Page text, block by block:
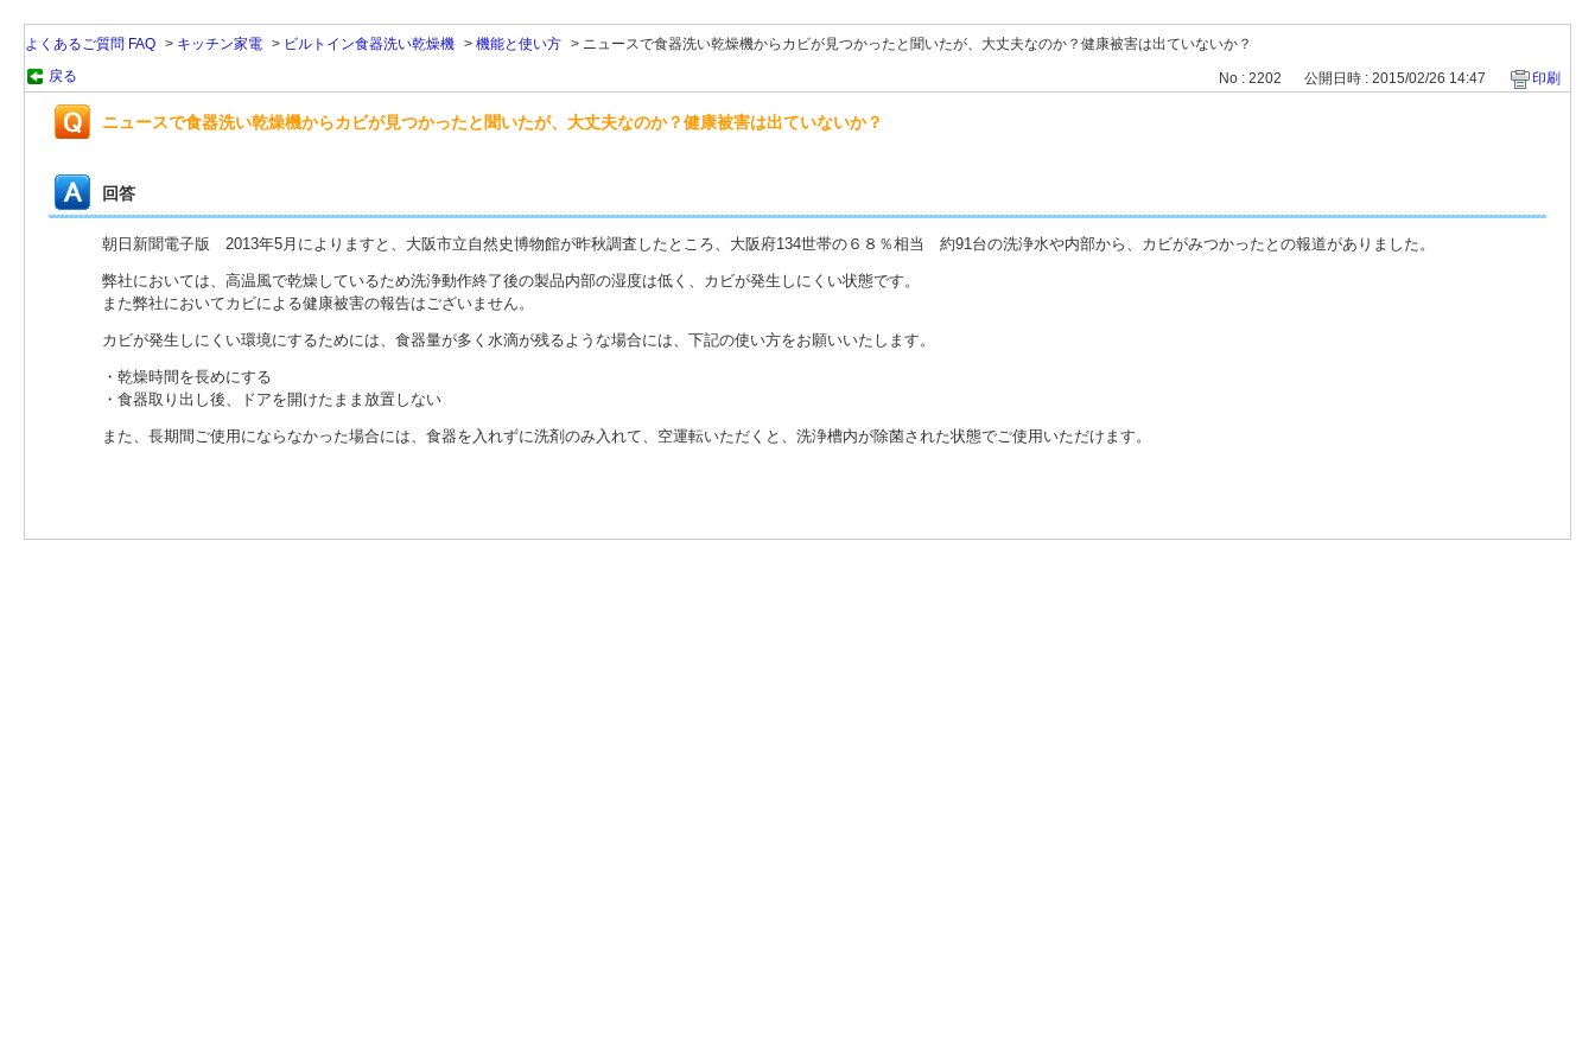
よくあるご質問 FAQ > キッチン家電 > ビルトイン食器洗い乾燥機 > 機能と使い方 > ニュースで食器洗い乾燥機からカビが見つかったと聞いたが、大丈夫なのか？健康被害は出ていないか？
戻る
No : 2202 公開日時 : 2015/02/26 14:47 印刷
ニュースで食器洗い乾燥機からカビが見つかったと聞いたが、大丈夫なのか？健康被害は出ていないか？
回答
朝日新聞電子版 2013年5月によりますと、大阪市立自然史博物館が昨秋調査したところ、大阪府134世帯の６８％相当 約91台の洗浄水や内部から、カビがみつかったとの報道がありました。
弊社においては、高温風で乾燥しているため洗浄動作終了後の製品内部の湿度は低く、カビが発生しにくい状態です。
また弊社においてカビによる健康被害の報告はございません。
カビが発生しにくい環境にするためには、食器量が多く水滴が残るような場合には、下記の使い方をお願いいたします。
・ 乾燥時間を長めにする
・食器取り出し後、ドアを開けたまま放置しない
また、長期間ご使用にならなかった場合には、食器を入れずに洗剤のみ入れて、空運転いただく と、洗浄槽内が除菌された状態でご使用いただけます。